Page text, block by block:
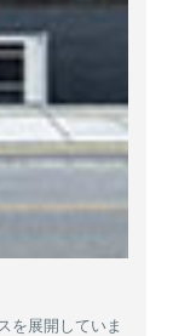
を展開していま